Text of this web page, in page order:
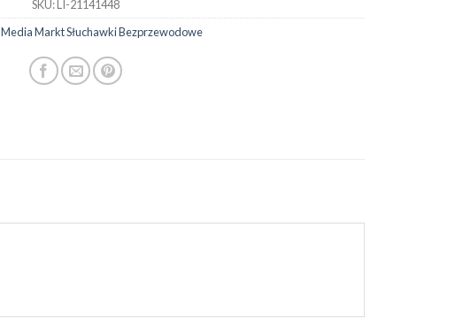
SKU:LI-21141448
Media Markt Słuchawki Bezprzewodowe